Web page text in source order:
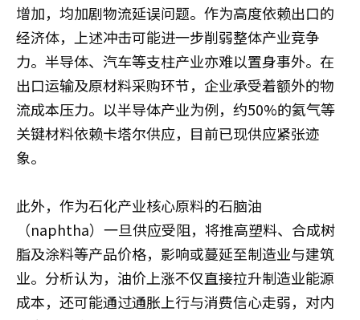
增加，均加剧物流延误问题。作为高度依赖出口的
经济体，上述冲击可能进一步削弱整体产业竞争
力。半导体、汽车等支柱产业亦难以置身事外。在
出口运输及原材料采购环节，企业承受着额外的物
流成本压力。以半导体产业为例，约50%的氦气等
关键材料依赖卡塔尔供应，目前已现供应紧张迹
象。
此外，作为石化产业核心原料的石脑油
（naphtha）一旦供应受阻，将推高塑料、合成树
脂及涂料等产品价格，影响或蔓延至制造业与建筑
业。分析认为，油价上涨不仅直接拉升制造业能源
成本，还可能通过通胀上行与消费信心走弱，对内